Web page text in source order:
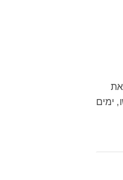
את
ימים